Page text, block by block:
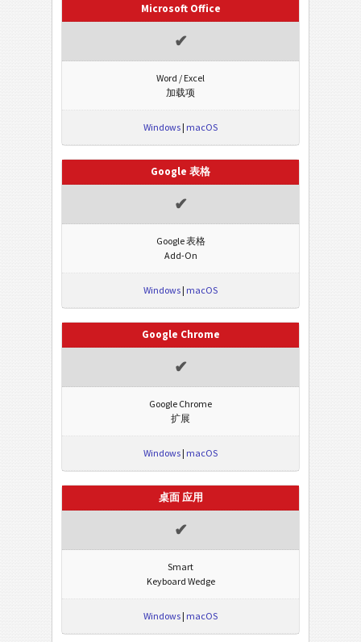
Microsoft Office
✔
Word / Excel
加载项
Windows | macOS
Google 表格
✔
Google 表格
Add-On
Windows | macOS
Google Chrome
✔
Google Chrome
扩展
Windows | macOS
桌面 应用
✔
Smart
Keyboard Wedge
Windows | macOS